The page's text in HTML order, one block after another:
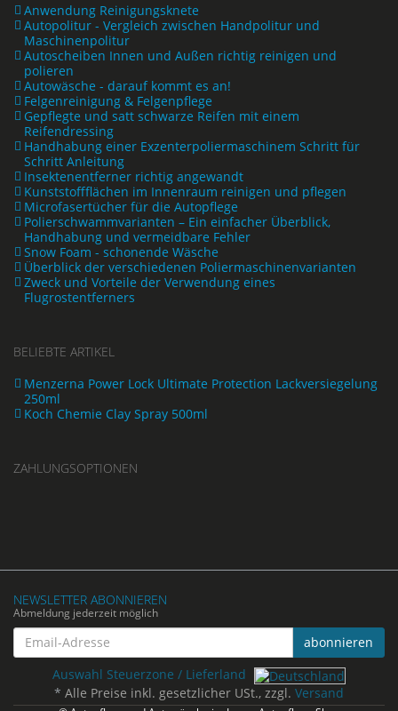
Anwendung Reinigungsknete
Autopolitur - Vergleich zwischen Handpolitur und
Maschinenpolitur
Autoscheiben Innen und Außen richtig reinigen und
polieren
Autowäsche - darauf kommt es an!
Felgenreinigung & Felgenpflege
Gepflegte und satt schwarze Reifen mit einem
Reifendressing
Handhabung einer Exzenterpoliermaschinem Schritt für
Schritt Anleitung
Insektenentferner richtig angewandt
Kunststoffflächen im Innenraum reinigen und pflegen
Microfasertücher für die Autopflege
Polierschwammvarianten – Ein einfacher Überblick,
Handhabung und vermeidbare Fehler
Snow Foam - schonende Wäsche
Überblick der verschiedenen Poliermaschinenvarianten
Zweck und Vorteile der Verwendung eines
Flugrostentferners
BELIEBTE ARTIKEL
Menzerna Power Lock Ultimate Protection Lackversiegelung
250ml
Koch Chemie Clay Spray 500ml
ZAHLUNGSOPTIONEN
NEWSLETTER ABONNIEREN
Abmeldung jederzeit möglich
Email-
Adresse
abonnieren
Auswahl Steuerzone / Lieferland
* Alle Preise inkl. gesetzlicher USt., zzgl. Versand